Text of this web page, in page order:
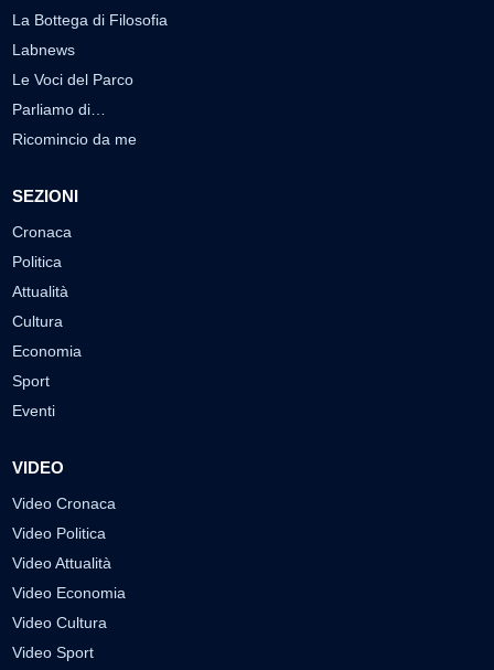
La Bottega di Filosofia
Labnews
Le Voci del Parco
Parliamo di…
Ricomincio da me
SEZIONI
Cronaca
Politica
Attualità
Cultura
Economia
Sport
Eventi
VIDEO
Video Cronaca
Video Politica
Video Attualità
Video Economia
Video Cultura
Video Sport